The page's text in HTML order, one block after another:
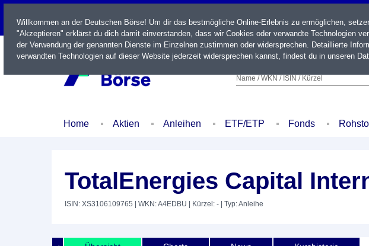
LIVE
Name / WKN / ISIN / Kürzel
Home Aktien Anleihen ETF/ETP Fonds
TotalEnergies Capital
ISIN: XS3106109765 | WKN: A4EDBU | Kürzel: - | Typ: Anleihe
Willkommen an der Deutschen Börse! Um dir das bestmögliche Online-Erlebnis zu ermöglichen,
"Akzeptieren" erklärst du dich damit einverstanden, dass wir Cookies oder verwandte Technologien
der Verwendung der genannten Dienste im Einzelnen zustimmen oder widersprechen. Detaillierte
verwandten Technologien auf dieser Website jederzeit widersprechen kannst, findest du in unseren